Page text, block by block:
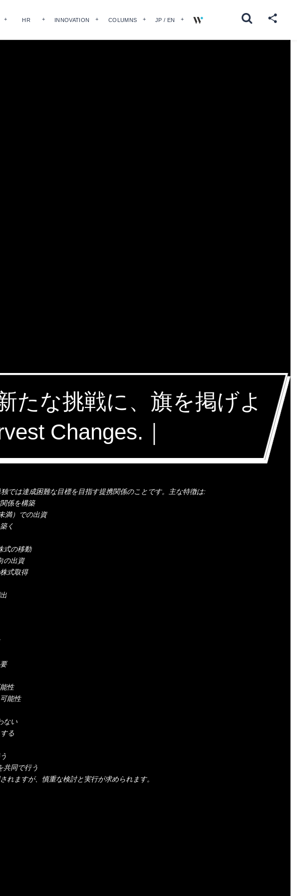
HR INNOVATION COLUMNS JP / EN
たな挑戦に、旗を掲げよ
Changes.｜
では達成困難な目標を目指す提携関係のことです。主な特徴は:
係を構築
満）での出資
く
式の移動
の出資
式取得
性
能性
ない
る
共同で行う
れますが、慎重な検討と実行が求められます。